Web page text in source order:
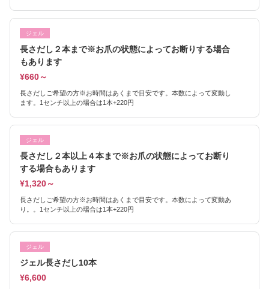
ジェル
長さだし２本まで※お爪の状態によってお断りする場合
もあります
¥660～
長さだしご希望の方※お時間はあくまで目安です。本数によって変動し
ます。1センチ以上の場合は1本+220円
ジェル
長さだし２本以上４本まで※お爪の状態によってお断り
する場合もあります
¥1,320～
長さだしご希望の方※お時間はあくまで目安です。本数によって変動あ
り。。1センチ以上の場合は1本+220円
ジェル
ジェル長さだし10本
¥6,600